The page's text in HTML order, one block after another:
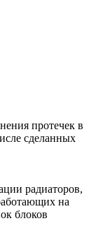
протечек в
сделанных
радиаторов,
на
блоков